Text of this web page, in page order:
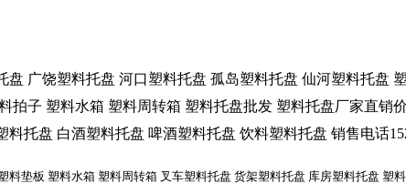
盘 广饶塑料托盘 河口塑料托盘 孤岛塑料托盘 仙河塑料托盘
拍子 塑料水箱 塑料周转箱 塑料托盘批发 塑料托盘厂家直销
托盘 白酒塑料托盘 啤酒塑料托盘 饮料塑料托盘 销售电话
料垫板 塑料水箱 塑料周转箱 叉车塑料托盘 货架塑料托盘 库房塑料托盘 塑